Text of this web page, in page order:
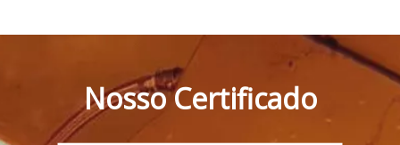
Nosso Certificado